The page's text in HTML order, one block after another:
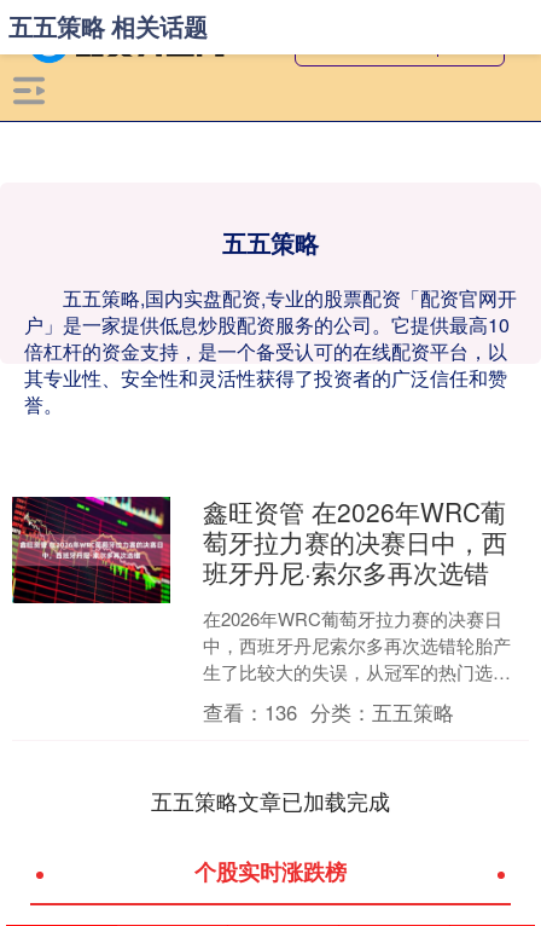
五五策略
五五策略,国内实盘配资,专业的股票配资「配资官网开
户」是一家提供低息炒股配资服务的公司。它提供最高10
倍杠杆的资金支持，是一个备受认可的在线配资平台，以
其专业性、安全性和灵活性获得了投资者的广泛信任和赞
誉。
五五策略 相关话题
鑫旺资管 在2026年WRC葡
萄牙拉力赛的决赛日中，西
班牙丹尼·索尔多再次选错
在2026年WRC葡萄牙拉力赛的决赛日
中，西班牙丹尼索尔多再次选错轮胎产
生了比较大的失误，从冠军的热门选手
直接干到了第8名！其实在葡萄牙赛点很
让车队头疼，特殊点....
查看： 136 分类： 五五策略
五五策略文章已加载完成
个股实时涨跌榜